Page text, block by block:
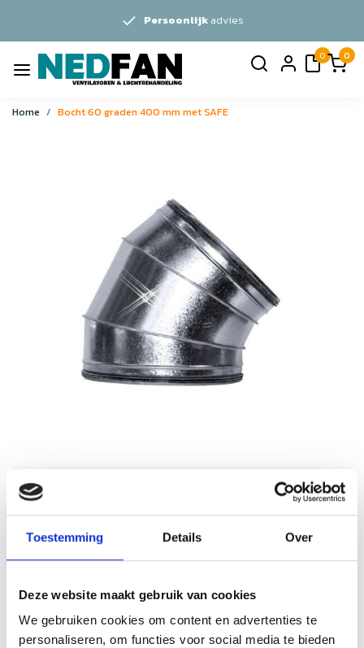
Toestemming Details Over
Deze website maakt gebruik van cookies
We gebruiken cookies om content en advertenties te
personaliseren, om functies voor social media te bieden
Persoonlijkadvies
0 0
Home Bocht 60 graden 400 mm met SAFE
Nedfan.NL
Bocht 60 graden 400 mm met
SAFE
Schrijf je eigen review
€48,39 €96,78Incl. btw
Op voorraad Levertijd: 2 werkdagen